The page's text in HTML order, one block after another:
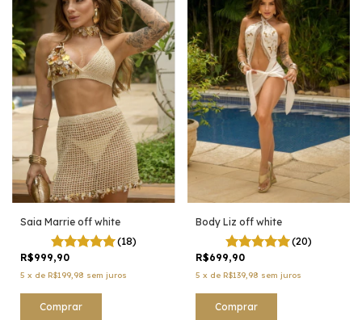
Saia Marrie off white
(18)
R$999,90
5 x de R$199,98 sem juros
Comprar
Body Liz off white
(20)
R$699,90
5 x de R$139,98 sem juros
Comprar